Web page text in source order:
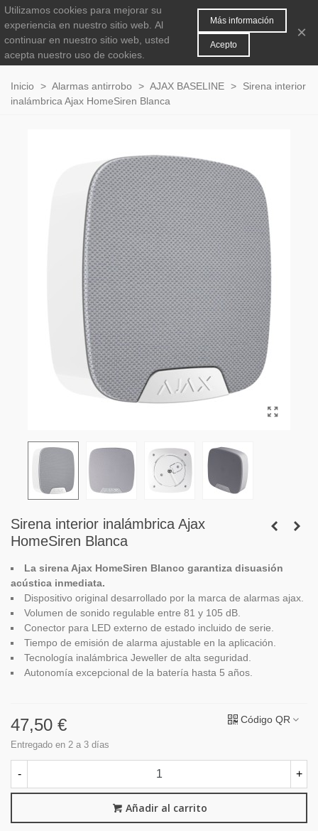
0
Inicio > Alarmas antirrobo > AJAX BASELINE >
Sirena interior
inalámbrica Ajax HomeSiren Blanca
Sirena interior inalámbrica Ajax
HomeSiren Blanca
La sirena Ajax HomeSiren Blanco garantiza disuasión
acústica inmediata.
Dispositivo original desarrollado por la marca de alarmas ajax.
Volumen de sonido regulable entre 81 y 105 dB.
Conector para LED externo de estado incluido de serie.
Tiempo de emisión de alarma ajustable en la aplicación.
Tecnología inalámbrica Jeweller de alta seguridad.
Autonomía excepcional de la batería hasta 5 años.
47,50 €
Entregado en 2 a 3 días
Código QR
- +
Añadir al carrito
Utilizamos cookies para mejorar su
experiencia en nuestro sitio web. Al
continuar en nuestro sitio web, usted
acepta nuestro uso de cookies.
Más información
Acepto
×